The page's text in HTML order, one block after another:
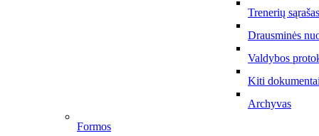
Trenerių sąrašas
Drausminės
Valdybos
Kiti
Archyvas
Formos